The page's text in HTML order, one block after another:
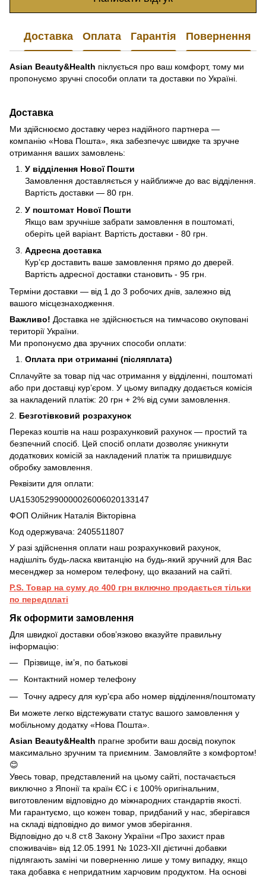
Доставка Оплата Гарантія Повернення
Asian Beauty&Health піклується про ваш комфорт, тому ми
пропонуємо зручні способи оплати та доставки по Україні.
Доставка
Ми здійснюємо доставку через надійного партнера —
компанію «Нова Пошта», яка забезпечує швидке та зручне
отримання ваших замовлень:
У відділення Нової Пошти
Замовлення доставляється у найближче до вас відділення.
Вартість доставки — 80 грн.
У поштомат Нової Пошти
Якщо вам зручніше забрати замовлення в поштоматі,
оберіть цей варіант. Вартість доставки - 80 грн.
Адресна доставка
Кур’єр доставить ваше замовлення прямо до дверей.
Вартість адресної доставки становить - 95 грн.
Терміни доставки — від 1 до 3 робочих днів, залежно від
вашого місцезнаходження.
Важливо! Доставка не здійснюється на тимчасово окуповані
території України.
Ми пропонуємо два зручних способи оплати:
Оплата при отриманні (післяплата)
Сплачуйте за товар під час отримання у відділенні, поштоматі
або при доставці кур’єром. У цьому випадку додається комісія
за накладений платіж: 20 грн + 2% від суми замовлення.
2. Безготівковий розрахунок
Переказ коштів на наш розрахунковий рахунок — простий та
безпечний спосіб. Цей спосіб оплати дозволяє уникнути
додаткових комісій за накладений платіж та пришвидшує
обробку замовлення.
Реквізити для оплати:
UA153052990000026006020133147
ФОП Олійник Наталія Вікторівна
Код одержувача: 2405511807
У разі здійснення оплати наш розрахунковий рахунок,
надішліть будь-ласка квитанцію на будь-який зручний для Вас
месенджер за номером телефону, що вказаний на сайті.
P.S. Товар на суму до 400 грн включно продається тільки
по передплаті
Як оформити замовлення
Для швидкої доставки обов’язково вказуйте правильну
інформацію:
Прізвище, ім’я, по батькові
Контактний номер телефону
Точну адресу для кур’єра або номер відділення/поштомату
Ви можете легко відстежувати статус вашого замовлення у
мобільному додатку «Нова Пошта».
Asian Beauty&Health прагне зробити ваш досвід покупок
максимально зручним та приємним. Замовляйте з комфортом!
😊
Увесь товар, представлений на цьому сайті, постачається
виключно з Японії та країн ЄС і є 100% оригінальним,
виготовленим відповідно до міжнародних стандартів якості.
Ми гарантуємо, що кожен товар, придбаний у нас, зберігався
на складі відповідно до вимог умов зберігання.
Відповідно до ч.8 ст.8 Закону України «Про захист прав
споживачів» від 12.05.1991 № 1023-ХІІ дієтичні добавки
підлягають заміні чи поверненню лише у тому випадку, якщо
така добавка є непридатним харчовим продуктом. На основі